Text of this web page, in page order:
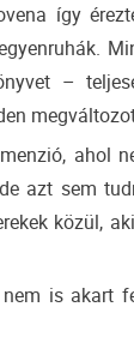
így
–
ahol
azt sem
közül,
is akart